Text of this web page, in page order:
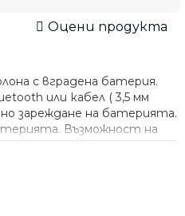
Оцени продукта
с вградена батерия.
или кабел ( 3,5 мм
зареждане на батерията.
Възможност на
mini по Bluetooth към едно
Изключително чист и